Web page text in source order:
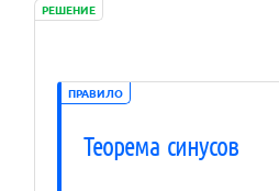
РЕШЕНИЕ
ПРАВИЛО
Теорема синусов